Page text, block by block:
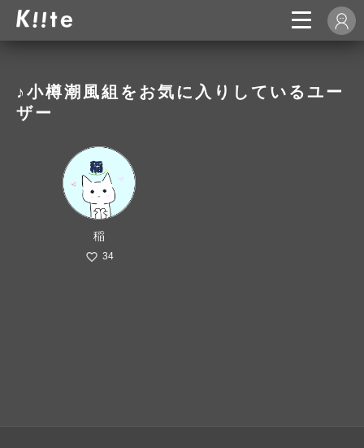
♪小樽潮風組をお気に入りしているユー
ザー
稲
34